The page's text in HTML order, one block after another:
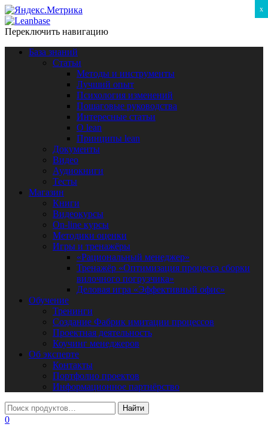
Переключить навигацию
База знаний
Статьи
Методы и инструменты
Лучший опыт
Психология изменений
Пошаговые руководства
Интересные статьи
O lean
Принципы lean
Документы
Видео
Аудиокниги
Тесты
Магазин
Книги
Видеокурсы
On-line курсы
Методики оценки
Игры и тренажёры
«Рациональный менеджер»
Тренажёр «Оптимизация процесса сборки
вилочного погрузчика»
Деловая игра «Эффективный офис»
Обучение
Тренинги
Создание Фабрик имитации процессов
Проектная деятельность
Коучинг менеджеров
Об эксперте
Контакты
Портфолио проектов
Информационное партнёрство
0
x